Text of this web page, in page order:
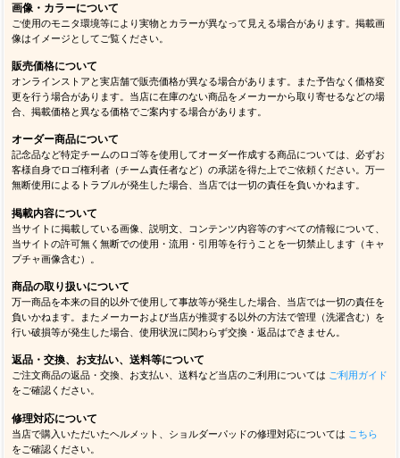
画像・カラーについて
ご使用のモニタ環境等により実物とカラーが異なって見える場合があります。掲載画
像はイメージとしてご覧ください。
販売価格について
オンラインストアと実店舗で販売価格が異なる場合があります。また予告なく価格変
更を行う場合があります。当店に在庫のない商品をメーカーから取り寄せるなどの場
合、掲載価格と異なる価格でご案内する場合があります。
オーダー商品について
記念品など特定チームのロゴ等を使用してオーダー作成する商品については、必ずお
客様自身でロゴ権利者（チーム責任者など）の承諾を得た上でご依頼ください。万一
無断使用によるトラブルが発生した場合、当店では一切の責任を負いかねます。
掲載内容について
当サイトに掲載している画像、説明文、コンテンツ内容等のすべての情報について、
当サイトの許可無く無断での使用・流用・引用等を行うことを一切禁止します（キャ
プチャ画像含む）。
商品の取り扱いについて
万一商品を本来の目的以外で使用して事故等が発生した場合、当店では一切の責任を
負いかねます。またメーカーおよび当店が推奨する以外の方法で管理（洗濯含む）を
行い破損等が発生した場合、使用状況に関わらず交換・返品はできません。
返品・交換、お支払い、送料等について
ご注文商品の返品・交換、お支払い、送料など当店のご利用については ご利用ガイド
をご確認ください。
修理対応について
当店で購入いただいたヘルメット、ショルダーパッドの修理対応については こちら
をご確認ください。